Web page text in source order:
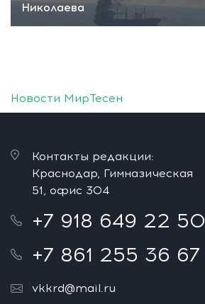
Николаева
Новости МирТесен
Контакты редакции:
Краснодар, Гимназическая
51, офис 304
+7 918 649 22 50
+7 861 255 36 67
vkkrd@mail.ru